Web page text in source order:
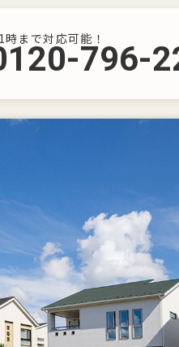
時まで対応可能！
796-